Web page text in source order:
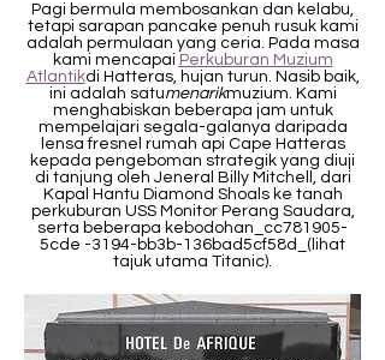
Pagi bermula membosankan dan kelabu,
tetapi sarapan pancake penuh rusuk kami
adalah permulaan yang ceria. Pada masa
kami mencapai Perkuburan Muzium
Atlantikdi Hatteras, hujan turun. Nasib baik,
ini adalah satumenarikmuzium. Kami
menghabiskan beberapa jam untuk
mempelajari segala-galanya daripada
lensa fresnel rumah api Cape Hatteras
kepada pengeboman strategik yang diuji
di tanjung oleh Jeneral Billy Mitchell, dari
Kapal Hantu Diamond Shoals ke tanah
perkuburan USS Monitor Perang Saudara,
serta beberapa kebodohan_cc781905-
5cde -3194-bb3b-136bad5cf58d_ (lihat
tajuk utama Titanic).